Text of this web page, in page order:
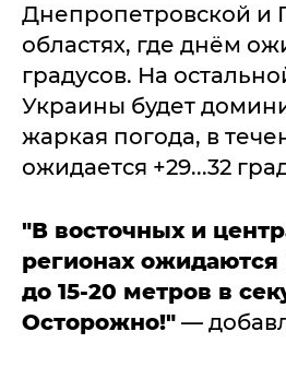
Днепропетровской и
областях, где днём
градусов. На
Украины будет
жаркая погода, в
ожидается +29...32
"В восточных и
регионах
до 15-20 метров в
Осторожно!" —